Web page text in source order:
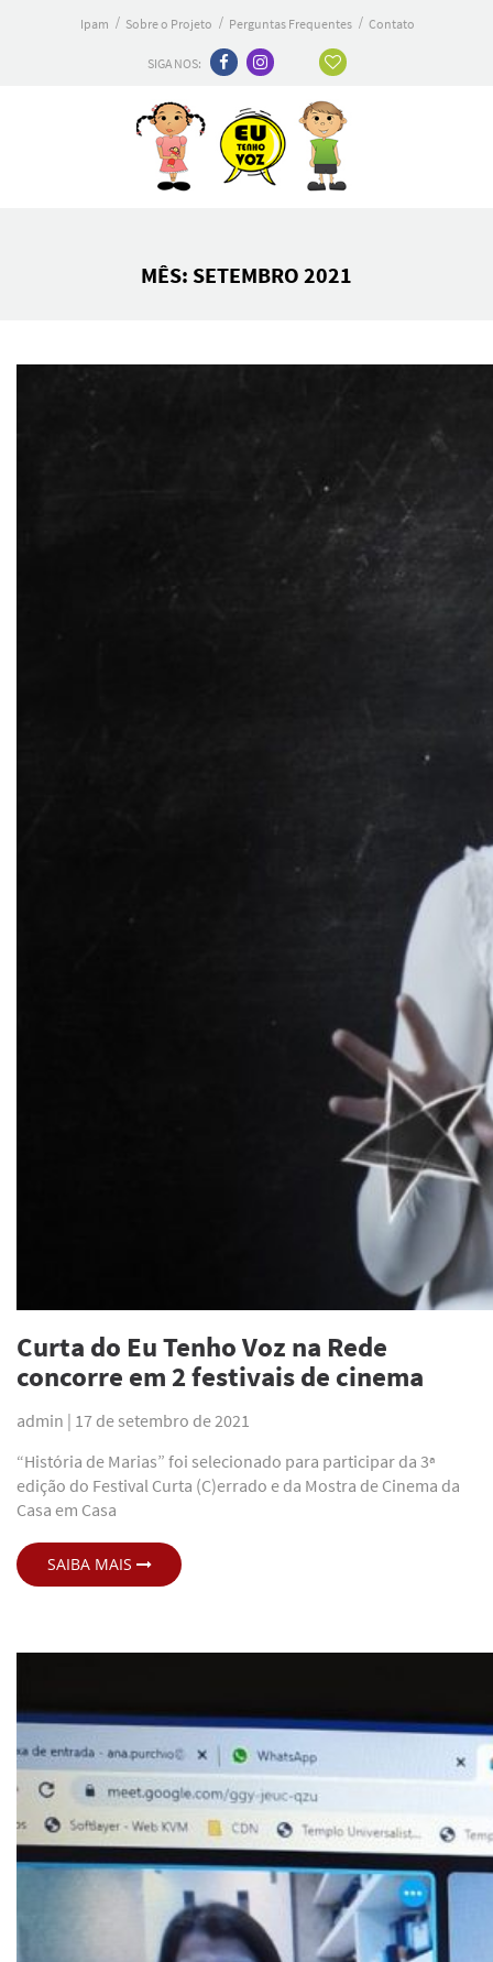
Ipam Sobre o Projeto Perguntas Frequentes Contato
SIGA NOS:
MÊS: SETEMBRO 2021
Curta do Eu Tenho Voz na Rede
concorre em 2 festivais de cinema
admin | 17 de setembro de 2021
“História de Marias” foi selecionado para participar da 3ª
edição do Festival Curta (C)errado e da Mostra de Cinema da
Casa em Casa
SAIBA MAIS